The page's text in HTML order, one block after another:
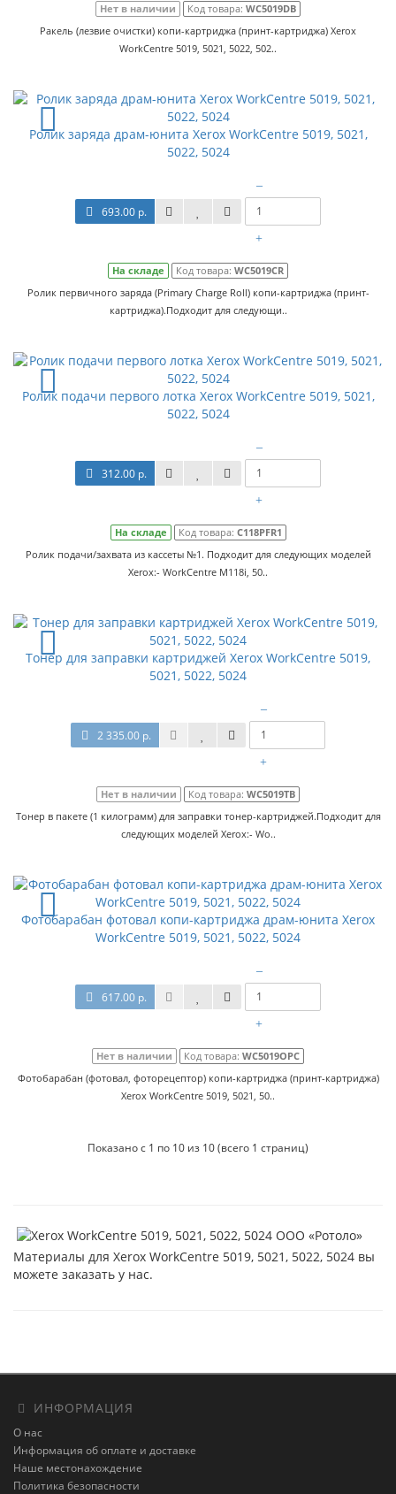
Нет в наличии Код товара: WC5019DB
Ракель (лезвие очистки) копи-картриджа (принт-картриджа) Xerox
WorkCentre 5019, 5021, 5022, 502..
Ролик заряда драм-юнита Xerox WorkCentre 5019, 5021,
5022, 5024
693.00 р.
–
+
На складе Код товара: WC5019CR
Ролик первичного заряда (Primary Charge Roll) копи-картриджа (принт-
картриджа).Подходит для следующи..
Ролик подачи первого лотка Xerox WorkCentre 5019, 5021,
5022, 5024
312.00 р.
–
+
На складе Код товара: C118PFR1
Ролик подачи/захвата из кассеты №1. Подходит для следующих моделей
Xerox:- WorkCentre M118i, 50..
Тонер для заправки картриджей Xerox WorkCentre 5019,
5021, 5022, 5024
2 335.00 р.
–
+
Нет в наличии Код товара: WC5019TB
Тонер в пакете (1 килограмм) для заправки тонер-картриджей.Подходит для
следующих моделей Xerox:- Wo..
Фотобарабан фотовал копи-картриджа драм-юнита Xerox
WorkCentre 5019, 5021, 5022, 5024
617.00 р.
–
+
Нет в наличии Код товара: WC5019OPC
Фотобарабан (фотовал, фоторецептор) копи-картриджа (принт-картриджа)
Xerox WorkCentre 5019, 5021, 50..
Показано с 1 по 10 из 10 (всего 1 страниц)
Материалы для Xerox WorkCentre 5019, 5021, 5022, 5024 вы
можете заказать у нас.
ИНФОРМАЦИЯ
О нас
Информация об оплате и доставке
Наше местонахождение
Политика безопасности